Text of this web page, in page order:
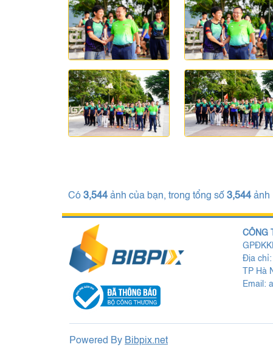
Có 3,544 ảnh của bạn, trong tổng số 3,544 ảnh
CÔNG
Địa chỉ:
TP Hà
Email:
Powered By Bibpix.net